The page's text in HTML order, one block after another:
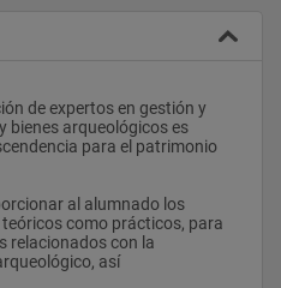
bienes arqueológicos es
para el patrimonio
al alumnado los
como prácticos, para
relacionados con la
así